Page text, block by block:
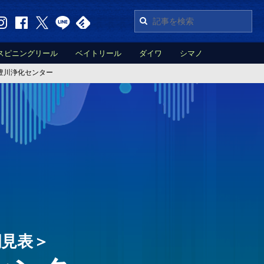
ピニングリール ベイトリール ダイワ シマノ
川浄化センター
表＞